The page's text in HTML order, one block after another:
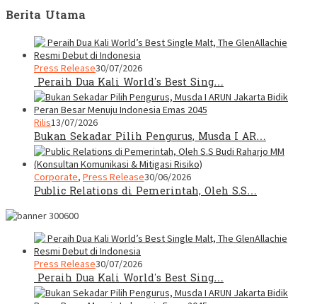
Berita Utama
Press Release30/07/2026
Peraih Dua Kali World’s Best Sing…
Rilis13/07/2026
Bukan Sekadar Pilih Pengurus, Musda I AR…
Corporate, Press Release30/06/2026
Public Relations di Pemerintah, Oleh S.S…
Press Release30/07/2026
Peraih Dua Kali World’s Best Sing…